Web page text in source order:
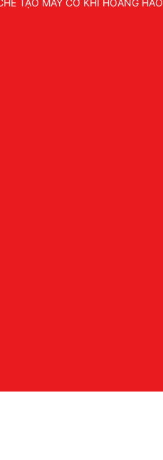
TẠO MÁY CƠ KHÍ HOÀNG HẢO